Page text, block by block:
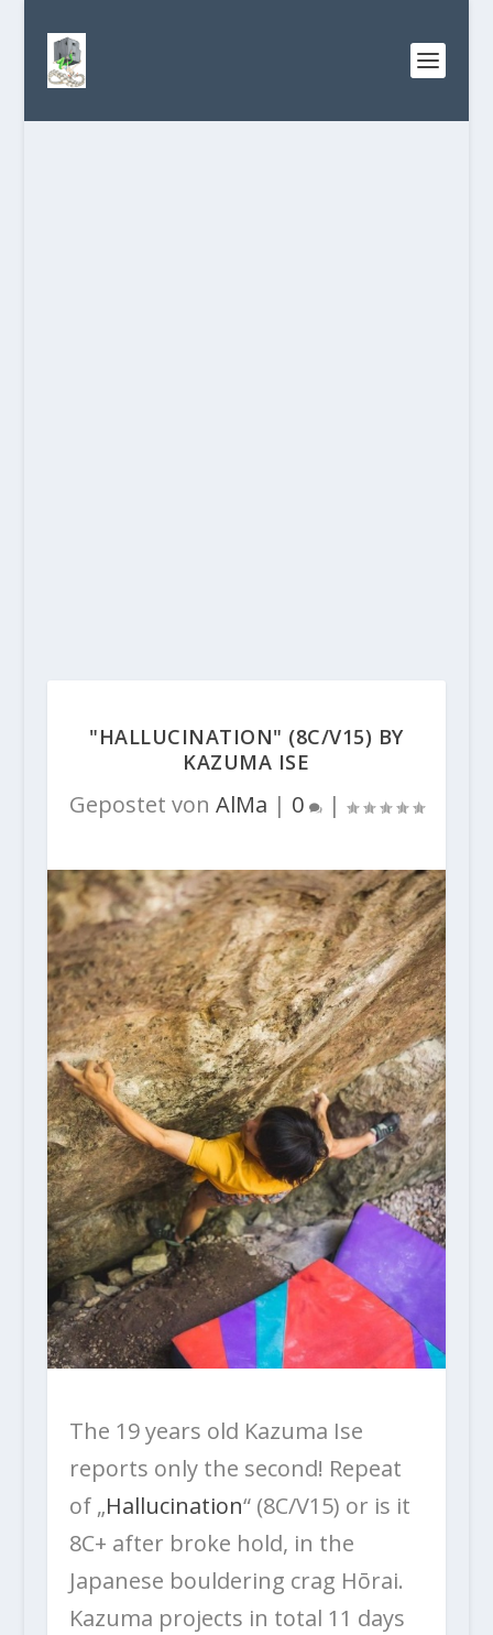
"HALLUCINATION" (8C/V15) BY
KAZUMA ISE
Gepostet von AlMa | 0 |
The 19 years old Kazuma Ise
reports only the second! Repeat
of „Hallucination“ (8C/V15) or is it
8C+ after broke hold, in the
Japanese bouldering crag Hōrai.
Kazuma projects in total 11 days